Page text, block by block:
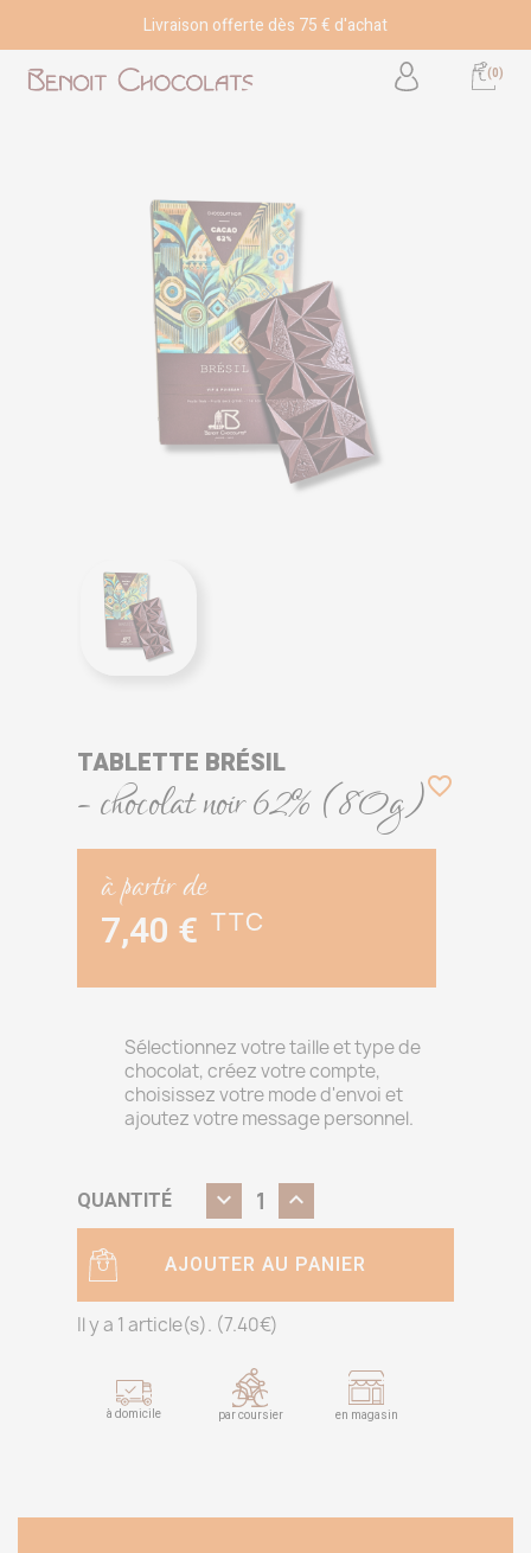
Livraison offerte dès 75 € d'achat
(0)
TABLETTE BRÉSIL
- chocolat noir 62% (80g)
à partir de
7,40 € TTC
Sélectionnez votre taille et type de
chocolat, créez votre compte,
choisissez votre mode d'envoi et
ajoutez votre message personnel.

QUANTITÉ
AJOUTER AU PANIER
Il y a 1 article(s). (7.40€)
à domicile par coursier en magasin